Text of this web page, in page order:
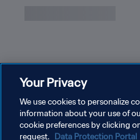
Your Privacy
We use cookies to personalize
information about your use of
cookie preferences by clicking
request. Data Protection Portal